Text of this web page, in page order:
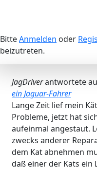
BitteAnmelden oder
beizutreten.
JagDriverantwortete
ein Jaguar-Fahrer
Lange Zeit lief mein
Probleme, jetzt hat
aufeinmal angestaut.
zwecks anderer
dem Kat abnehmen
daß einer der Kats